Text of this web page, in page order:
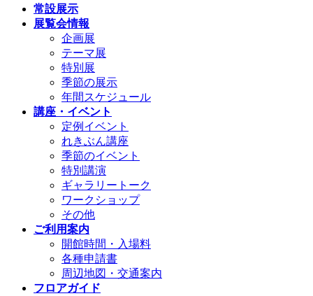
常設展示
展覧会情報
企画展
テーマ展
特別展
季節の展示
年間スケジュール
講座・イベント
定例イベント
れきぶん講座
季節のイベント
特別講演
ギャラリートーク
ワークショップ
その他
ご利用案内
開館時間・入場料
各種申請書
周辺地図・交通案内
フロアガイド